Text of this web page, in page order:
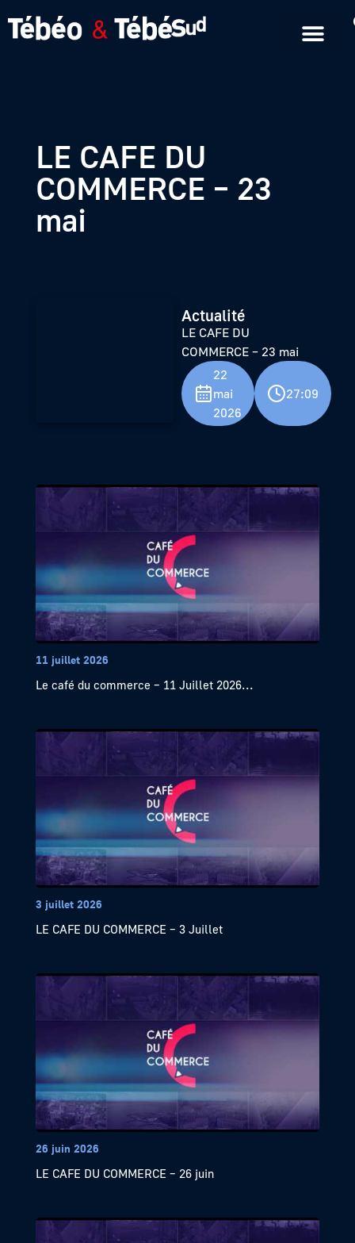
LE CAFE DU
COMMERCE – 23
mai
Actualité
LE CAFE DU
COMMERCE – 23 mai
22
mai
2026
27:09
11 juillet 2026
Le café du commerce – 11 Juillet 2026...
3 juillet 2026
LE CAFE DU COMMERCE – 3 Juillet
26 juin 2026
LE CAFE DU COMMERCE – 26 juin